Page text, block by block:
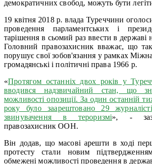
демократичних свобод, можуть бути
19 квітня 2018 р. влада Туреччини
проведення парламентських і
тарішення в сьомий раз ввести в державі
Головний правозахисник вважає, що
порушує свої зобов'язання у рамках
громадянські і політичні права 1966 р.
«Протягом останніх двох років у
вводився надзвичайний стан, що
можливості опозиції. За один останній
року було заарештовано 29
звинувачення в тероризмі», -
правозахисник ООН.
Він додав, що масові арешти в ході
протесту стали новим
обмежені можливості проведення в